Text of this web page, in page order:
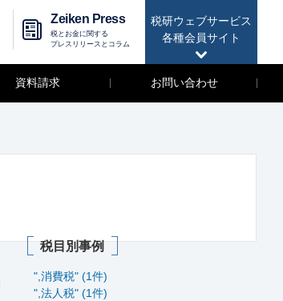
税研ウェブサービス
各種会員サイト
Zeiken Press
税とお金に関する
プレスリリースとコラム
資料請求 お問い合わせ
税目別事例
",消費税" (1件)
",法人税" (1件)